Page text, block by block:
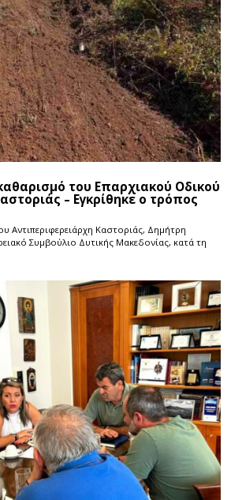
του Επαρχιακού Οδικού
– Εγκρίθηκε ο τρόπος
Αντιπεριφερειάρχη Καστοριάς, Δημήτρη
Συμβούλιο Δυτικής Μακεδονίας, κατά τη